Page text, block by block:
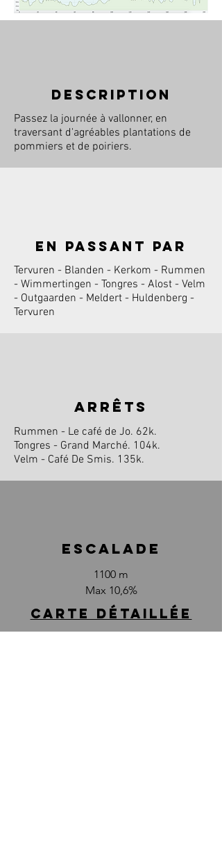
description
Passez la journée à vallonner, en
traversant d'agréables plantations de
pommiers et de poiriers.
en passant par
Tervuren - Blanden - Kerkom - Rummen
- Wimmertingen - Tongres - Alost - Velm
- Outgaarden - Meldert - Huldenberg -
Tervuren
arrêts
Rummen - Le café de Jo. 62k.
Tongres - Grand Marché. 104k.
Velm - Café De Smis. 135k.
escalade
1100 m
Max 10,6%
CARTE DÉTAILLÉE